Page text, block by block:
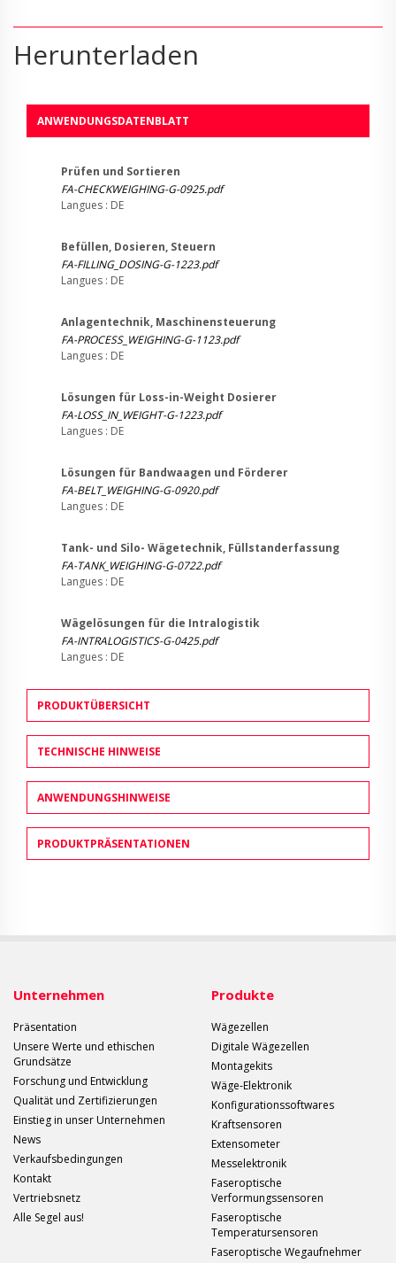
Herunterladen
ANWENDUNGSDATENBLATT
Prüfen und Sortieren
FA-CHECKWEIGHING-G-0925.pdf
Langues : DE
Befüllen, Dosieren, Steuern
FA-FILLING_DOSING-G-1223.pdf
Langues : DE
Anlagentechnik, Maschinensteuerung
FA-PROCESS_WEIGHING-G-1123.pdf
Langues : DE
Lösungen für Loss-in-Weight Dosierer
FA-LOSS_IN_WEIGHT-G-1223.pdf
Langues : DE
Lösungen für Bandwaagen und Förderer
FA-BELT_WEIGHING-G-0920.pdf
Langues : DE
Tank- und Silo- Wägetechnik, Füllstanderfassung
FA-TANK_WEIGHING-G-0722.pdf
Langues : DE
Wägelösungen für die Intralogistik
FA-INTRALOGISTICS-G-0425.pdf
Langues : DE
PRODUKTÜBERSICHT
TECHNISCHE HINWEISE
ANWENDUNGSHINWEISE
PRODUKTPRÄSENTATIONEN
Unternehmen
Präsentation
Unsere Werte und ethischen
Grundsätze
Forschung und Entwicklung
Qualität und Zertifizierungen
Einstieg in unser Unternehmen
News
Verkaufsbedingungen
Kontakt
Vertriebsnetz
Alle Segel aus!
Produkte
Wägezellen
Digitale Wägezellen
Montagekits
Wäge-Elektronik
Konfigurationssoftwares
Kraftsensoren
Extensometer
Messelektronik
Faseroptische
Verformungssensoren
Faseroptische
Temperatursensoren
Faseroptische Wegaufnehmer